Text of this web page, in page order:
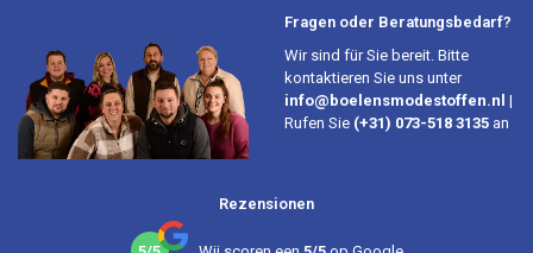
Fragen oder Beratungsbedarf?
Wir sind für Sie bereit. Bitte
kontaktieren Sie uns unter
info@boelensmodestoffen.nl |
Rufen Sie (+31) 073-518 3135 an
Rezensionen